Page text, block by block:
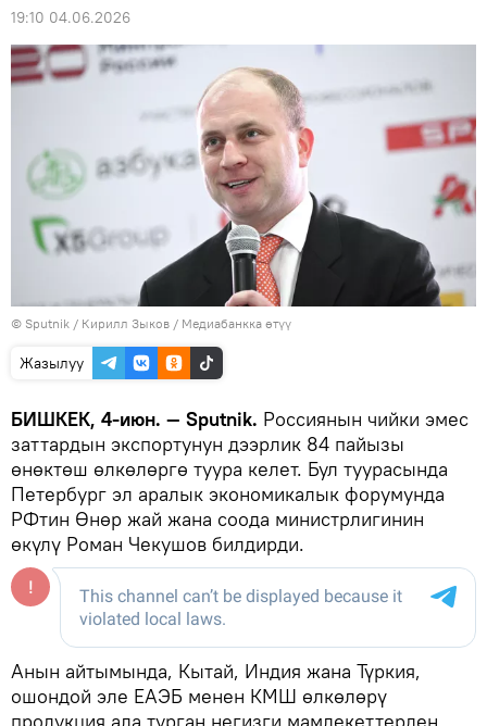
19:10 04.06.2026
© Sputnik / Кирилл Зыков / Медиабанкка өтүү
Жазылуу
БИШКЕК, 4-июн. — Sputnik. Россиянын чийки эмес
заттардын экспортунун дээрлик 84 пайызы
өнөктөш өлкөлөргө туура келет. Бул туурасында
Петербург эл аралык экономикалык форумунда
РФтин Өнөр жай жана соода министрлигинин
өкүлү Роман Чекушов билдирди.
Анын айтымында, Кытай, Индия жана Түркия,
ошондой эле ЕАЭБ менен КМШ өлкөлөрү
продукция ала турган негизги мамлекеттерден